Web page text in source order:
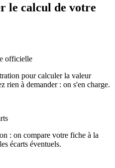
le calcul de votre
officielle
pour calculer la valeur
rien à demander : on s'en charge.
: on compare votre fiche à la
écarts éventuels.